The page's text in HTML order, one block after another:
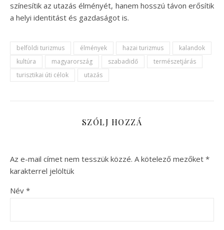
színesítik az utazás élményét, hanem hosszú távon erősítik
a helyi identitást és gazdaságot is.
belföldi turizmus élmények hazai turizmus
kalandok
kultúra
magyarország szabadidő
természetjárás
turisztikai úti célok
utazás
SZÓLJ HOZZÁ
Az e-mail címet nem tesszük közzé. A kötelező mezőket *
karakterrel jelöltük
Név *